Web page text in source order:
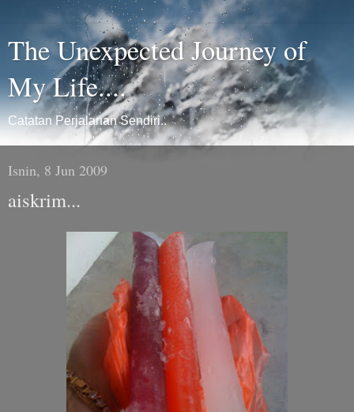
The Unexpected Journey of
My Life....
Catatan Perjalanan Sendiri..
Isnin, 8 Jun 2009
aiskrim...